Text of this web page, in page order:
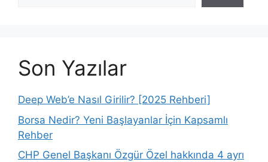
Son Yazılar
Deep Web’e Nasıl Girilir? [2025 Rehberi]
Borsa Nedir? Yeni Başlayanlar İçin Kapsamlı
Rehber
CHP Genel Başkanı Özgür Özel hakkında 4 ayrı